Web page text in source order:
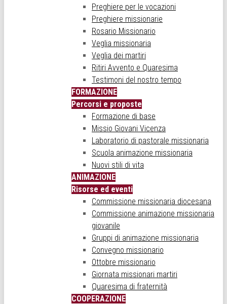
Preghiere per le vocazioni
Preghiere missionarie
Rosario Missionario
Veglia missionaria
Veglia dei martiri
Ritiri Avvento e Quaresima
Testimoni del nostro tempo
FORMAZIONE
Percorsi e proposte
Formazione di base
Missio Giovani Vicenza
Laboratorio di pastorale missionaria
Scuola animazione missionaria
Nuovi stili di vita
ANIMAZIONE
Risorse ed eventi
Commissione missionaria diocesana
Commissione animazione missionaria
giovanile
Gruppi di animazione missionaria
Convegno missionario
Ottobre missionario
Giornata missionari martiri
Quaresima di fraternità
COOPERAZIONE